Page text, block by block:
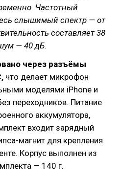
Частотный
слышимый спектр — от
составляет 38
— 40 дБ.
через разъёмы
что делает микрофон
моделями iPhone и
переходников. Питание
аккумулятора,
входит зарядный
магнит для крепления
Корпус выполнен из
— 140 г.